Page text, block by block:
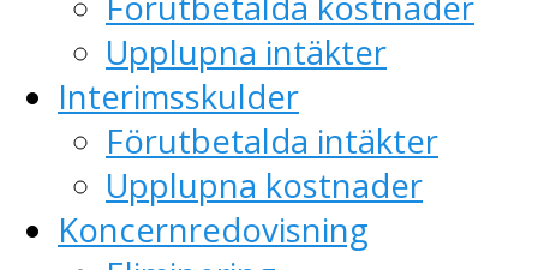
Upplupna intäkter
Interimsskulder
Förutbetalda intäkter
Upplupna kostnader
Koncernredovisning